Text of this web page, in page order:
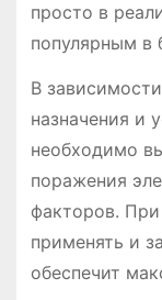
просто в
популярным в
В
назначения и
необходимо
поражения
факторов.
применять и
обеспечит